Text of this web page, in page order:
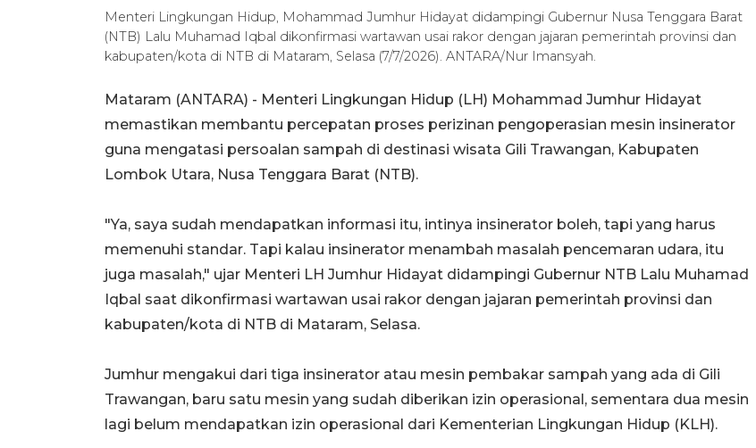
Menteri Lingkungan Hidup, Mohammad Jumhur Hidayat didampingi Gubernur Nusa Tenggara Barat
(NTB) Lalu Muhamad Iqbal dikonfirmasi wartawan usai rakor dengan jajaran pemerintah provinsi dan
kabupaten/kota di NTB di Mataram, Selasa (7/7/2026). ANTARA/Nur Imansyah.
Mataram (ANTARA) - Menteri Lingkungan Hidup (LH) Mohammad Jumhur Hidayat
memastikan membantu percepatan proses perizinan pengoperasian mesin insinerator
guna mengatasi persoalan sampah di destinasi wisata Gili Trawangan, Kabupaten
Lombok Utara, Nusa Tenggara Barat (NTB).
"Ya, saya sudah mendapatkan informasi itu, intinya insinerator boleh, tapi yang harus
memenuhi standar. Tapi kalau insinerator menambah masalah pencemaran udara, itu
juga masalah," ujar Menteri LH Jumhur Hidayat didampingi Gubernur NTB Lalu Muhamad
Iqbal saat dikonfirmasi wartawan usai rakor dengan jajaran pemerintah provinsi dan
kabupaten/kota di NTB di Mataram, Selasa.
Jumhur mengakui dari tiga insinerator atau mesin pembakar sampah yang ada di Gili
Trawangan, baru satu mesin yang sudah diberikan izin operasional, sementara dua mesin
lagi belum mendapatkan izin operasional dari Kementerian Lingkungan Hidup (KLH).